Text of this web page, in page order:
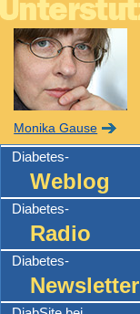
Monika Gause
Diabetes-
Weblog
Diabetes-
Radio
Diabetes-
Newsletter